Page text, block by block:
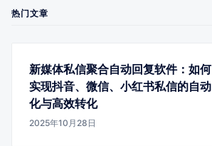
热门文章
新媒体私信聚合自动回复软件：如何
实现抖音、微信、小红书私信的自动
化与高效转化
2025年10月28日